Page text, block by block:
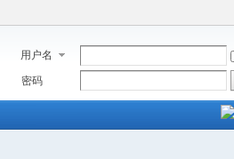
用户名
密码